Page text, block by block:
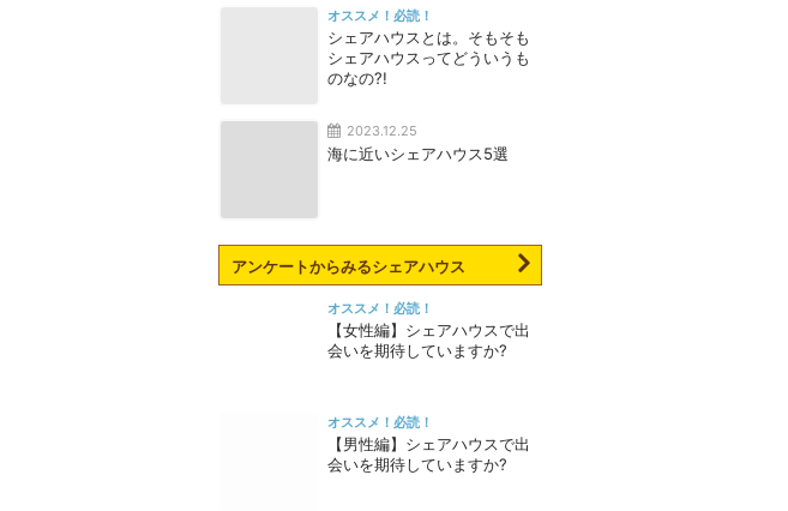
オススメ！必読！
シェアハウスとは。そもそも
シェアハウスってどういうも
のなの?!
2023.12.25
海に近いシェアハウス5選
アンケートからみるシェアハウス
オススメ！必読！
【女性編】シェアハウスで出
会いを期待していますか?
オススメ！必読！
【男性編】シェアハウスで出
会いを期待していますか?